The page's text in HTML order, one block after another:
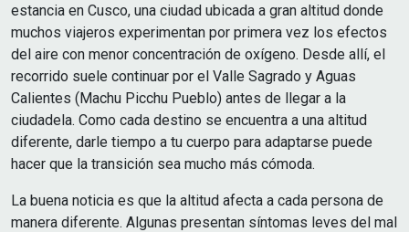
estancia en Cusco, una ciudad ubicada a gran altitud donde
muchos viajeros experimentan por primera vez los efectos
del aire con menor concentración de oxígeno. Desde allí, el
recorrido suele continuar por el Valle Sagrado y Aguas
Calientes (Machu Picchu Pueblo) antes de llegar a la
ciudadela. Como cada destino se encuentra a una altitud
diferente, darle tiempo a tu cuerpo para adaptarse puede
hacer que la transición sea mucho más cómoda.
La buena noticia es que la altitud afecta a cada persona de
manera diferente. Algunas presentan síntomas leves del mal